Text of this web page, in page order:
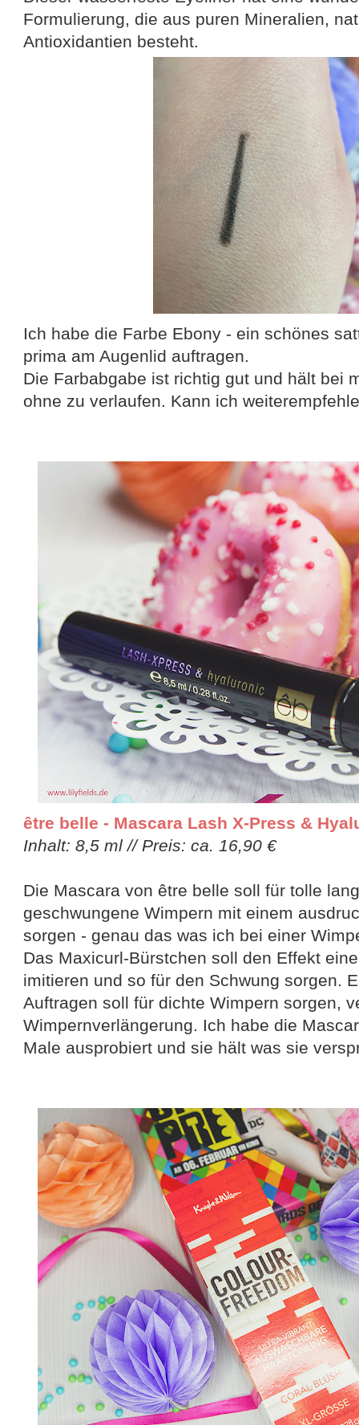
Formulierung, die aus puren Mineralien,
Antioxidantien besteht.
Ich habe die Farbe Ebony - ein schönes
prima am Augenlid auftragen.
Die Farbabgabe ist richtig gut und hält bei
ohne zu verlaufen. Kann ich
être belle - Mascara Lash X-Press &
Inhalt: 8,5 ml // Preis: ca. 16,90 €
Die Mascara von être belle soll für tolle
geschwungene Wimpern mit einem
sorgen - genau das was ich bei einer
Das Maxicurl-Bürstchen soll den Effekt
imitieren und so für den Schwung sorgen.
Auftragen soll für dichte Wimpern sorgen,
Wimpernverlängerung. Ich habe die
Male ausprobiert und sie hält was sie